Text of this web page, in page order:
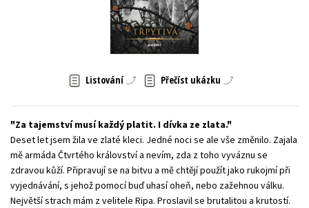
Zahraniční literatura
Všechny tituly
Listování Přečíst ukázku
Za tajemství musí každý platit. I dívka ze zlata.
Deset let jsem žila ve zlaté kleci. Jedné noci se ale vše změnilo. Zajala
mě armáda Čtvrtého království a nevím, zda z toho vyváznu se
zdravou kůží. Připravují se na bitvu a mě chtějí použít jako rukojmí při
vyjednávání, s jehož pomocí buď uhasí oheň, nebo zažehnou válku.
Největší strach mám z velitele Ripa. Proslavil se brutalitou a krutostí.